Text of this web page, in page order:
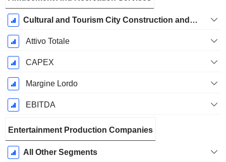
Cultural and Tourism City Construction and Operation
Attivo Totale
CAPEX
Margine Lordo
EBITDA
Entertainment Production Companies
All Other Segments